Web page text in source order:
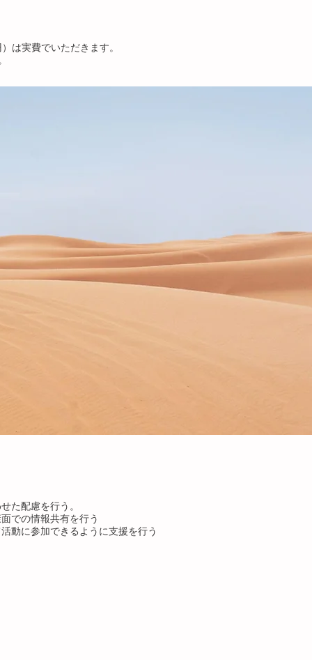
は実費でいただきます。
た配慮を行う。
での情報共有を行う
動に参加できるように支援を行う